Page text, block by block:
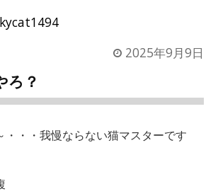
2025年9月9日
ろ？
・・・我慢ならない猫マスターです